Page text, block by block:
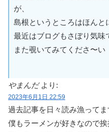
が、
島根というところはほんと
最近はブログもさぼり気
また覗いてみてくださ〜い
やまんだ より:
2023年6月1日 22:59
過去記事を日々読み漁って
僕もラーメンが好きなので